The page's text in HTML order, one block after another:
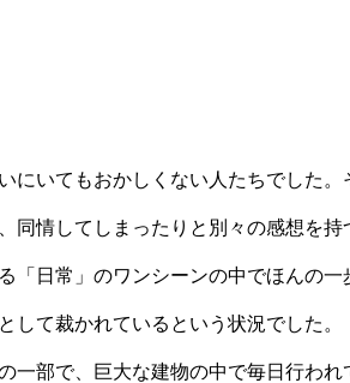
にいてもおかしくない人たちでした。
同情してしまったりと別々の感想を持
「日常」のワンシーンの中でほんの一
して裁かれているという状況でした。
一部で、巨大な建物の中で毎日行われ